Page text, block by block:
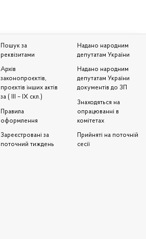
Пошук за
реквізитами
Архів
законопроєктів,
проєктів інших актів
за ( III – IX скл.)
Правила
оформлення
Зареєстровані за
поточний тиждень
Надано народним
депутатам України
Надано народним
депутатам України
документів до ЗП
Знаходяться на
опрацюванні в
комітетах
Прийняті на поточній
сесії